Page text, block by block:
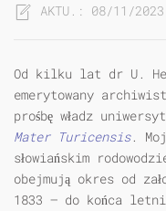
Od kilku lat dr U.
emerytowany
prośbę władz
Mater Turicensis.
słowiańskim
obejmują okres od
1833 — do końca
AKTU.: 08/11/2023